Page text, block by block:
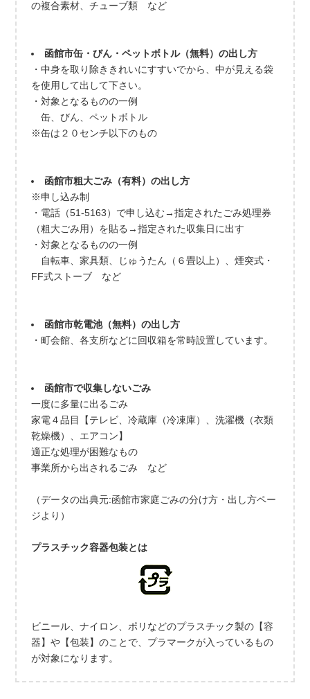
の複合素材、チューブ類 など
函館市缶・びん・ペットボトル（無料）の出し方
・中身を取り除ききれいにすすいでから、中が見える袋
を使用して出して下さい。
・対象となるものの一例
缶、びん、ペットボトル
※缶は２０センチ以下のもの
函館市粗大ごみ（有料）の出し方
※申し込み制
・電話（51-5163）で申し込む→指定されたごみ処理券
（粗大ごみ用）を貼る→指定された収集日に出す
・対象となるものの一例
自転車、家具類、じゅうたん（６畳以上）、煙突式・
FF式ストーブ など
函館市乾電池（無料）の出し方
・町会館、各支所などに回収箱を常時設置しています。
函館市で収集しないごみ
一度に多量に出るごみ
家電４品目【テレビ、冷蔵庫（冷凍庫）、洗濯機（衣類
乾燥機）、エアコン】
適正な処理が困難なもの
事業所から出されるごみ など
（データの出典元:函館市家庭ごみの分け方・出し方ペー
ジより）
プラスチック容器包装とは
ビニール、ナイロン、ポリなどのプラスチック製の【容
器】や【包装】のことで、プラマークが入っているもの
が対象になります。